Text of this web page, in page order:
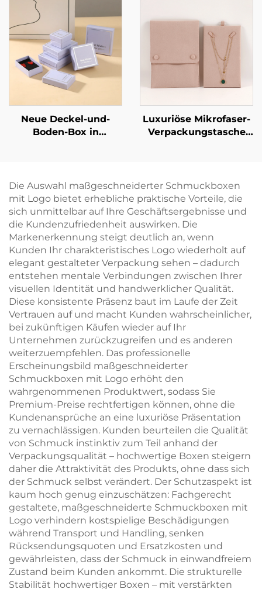
exquisitem Bandgriff
als Verpackung für
Halsketten und Ringe
– markengebundene
Geschenkbox,
Großbestellung
Halsketten und
Armbänder,
Geschenkbox,
Großhandel
Neue Deckel-und-
Boden-Box in
Schmuckverpackungsbox
für Ringe und
Halsketten
Luxuriöse Mikrofaser-
Verpackungstasche
Schmuckbeutel für
Halsketten und
Armbänder mit
individuellem Logo
und Heißprägung
Die Auswahl maßgeschneiderter Schmuckboxen
mit Logo bietet erhebliche praktische Vorteile, die
sich unmittelbar auf Ihre Geschäftsergebnisse und
die Kundenzufriedenheit auswirken. Die
Markenerkennung steigt deutlich an, wenn
Kunden Ihr charakteristisches Logo wiederholt auf
elegant gestalteter Verpackung sehen – dadurch
entstehen mentale Verbindungen zwischen Ihrer
visuellen Identität und handwerklicher Qualität.
Diese konsistente Präsenz baut im Laufe der Zeit
Vertrauen auf und macht Kunden wahrscheinlicher,
bei zukünftigen Käufen wieder auf Ihr
Unternehmen zurückzugreifen und es anderen
weiterzuempfehlen. Das professionelle
Erscheinungsbild maßgeschneiderter
Schmuckboxen mit Logo erhöht den
wahrgenommenen Produktwert, sodass Sie
Premium-Preise rechtfertigen können, ohne die
Kundenansprüche an eine luxuriöse Präsentation
zu vernachlässigen. Kunden beurteilen die Qualität
von Schmuck instinktiv zum Teil anhand der
Verpackungsqualität – hochwertige Boxen steigern
daher die Attraktivität des Produkts, ohne dass sich
der Schmuck selbst verändert. Der Schutzaspekt ist
kaum hoch genug einzuschätzen: Fachgerecht
gestaltete, maßgeschneiderte Schmuckboxen mit
Logo verhindern kostspielige Beschädigungen
während Transport und Handling, senken
Rücksendungsquoten und Ersatzkosten und
gewährleisten, dass der Schmuck in einwandfreiem
Zustand beim Kunden ankommt. Die strukturelle
Stabilität hochwertiger Boxen – mit verstärkten